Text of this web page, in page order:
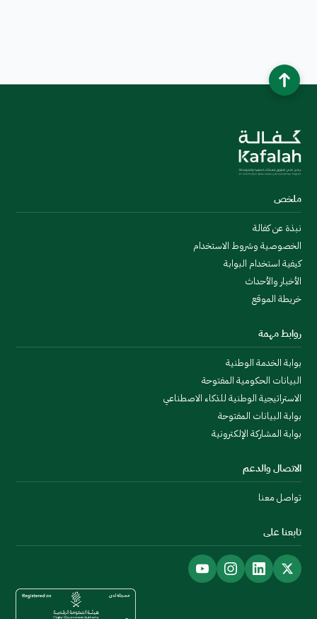
ملخص
نبذة عن كفالة
الخصوصية وشروط الاستخدام
كيفية استخدام البوابة
الأخبار والأحداث
خريطة الموقع
روابط مهمة
بوابة الخدمة الوطنية
البيانات الحكومية المفتوحة
الاستراتيجية الوطنية للذكاء الاصطناعي
بوابة البيانات المفتوحة
بوابة المشاركة الإلكترونية
الاتصال والدعم
تواصل معنا
تابعنا على